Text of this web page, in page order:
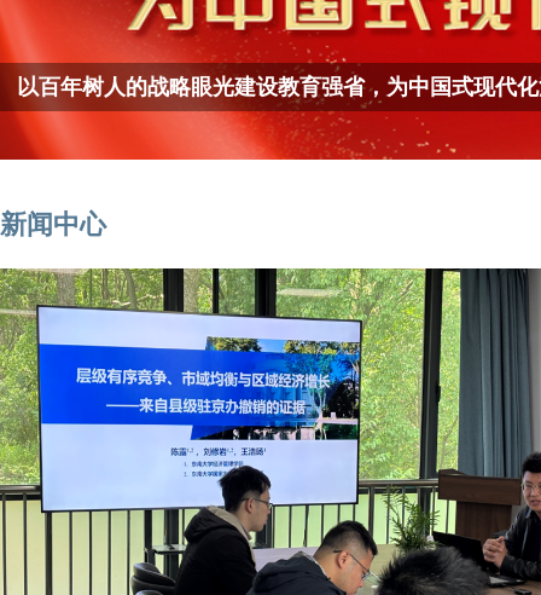
以百年树人的战略眼光建设教育强省，为中国式现代
新闻中心